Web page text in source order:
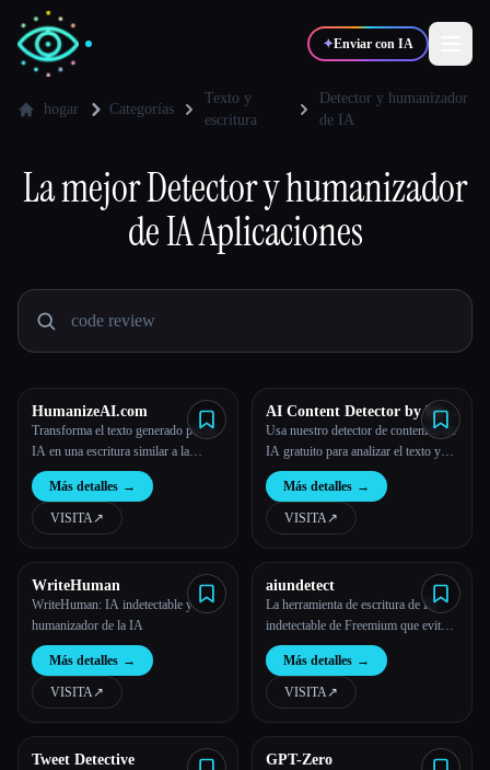
✦Enviar con IA
Desarrolladores 📈 Marketers
🎓 Estudiantes
Blog
Comparar herramientas
Todas las categorías
Acerca de
hogar Categorías
Texto y
escritura
Detector y humanizador
de IA
La mejorDetector y humanizador
de IAAplicaciones
HumanizeAI.com
Transforma el texto generado por la
IA en una escritura similar a la
humana con Humanize AI
Más detalles →
VISITA↗︎
AI Content Detector by Leap
AI
Usa nuestro detector de contenido de
IA gratuito para analizar el texto y
comprobar si lo ha generado la IA o
no. Herramienta AI Checker, 100%
gratis para siempre.
Más detalles →
VISITA↗︎
WriteHuman
WriteHuman: IA indetectable y
humanizador de la IA
Más detalles →
VISITA↗︎
aiundetect
La herramienta de escritura de IA
indetectable de Freemium que evita
los detectores de IA
Más detalles →
VISITA↗︎
Tweet Detective GPT-Zero